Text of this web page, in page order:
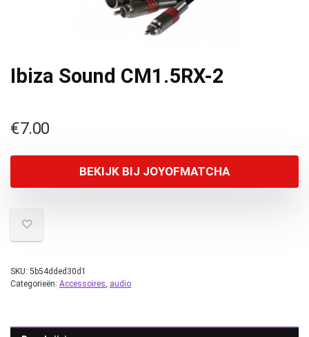
Ibiza Sound CM1.5RX-2
€7.00
BEKIJK BIJ JOYOFMATCHA
SKU: 5b54dded30d1
Categorieën: Accessoires, audio